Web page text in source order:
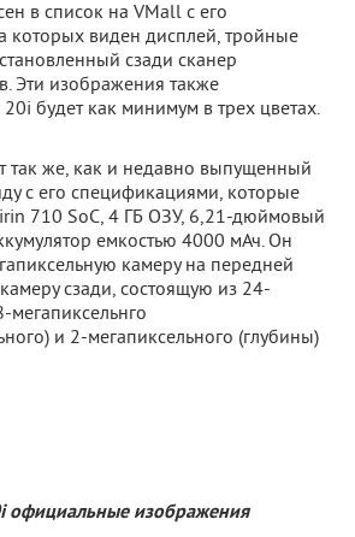
в список на VMall с его
которых виден дисплей, тройные
сзади сканер
Эти изображения также
будет как минимум в трех цветах.
так же, как и недавно выпущенный
с его спецификациями, которые
710 SoC, 4 ГБ ОЗУ, 6,21-дюймовый
емкостью 4000 мАч. Он
камеру на передней
сзади, состоящую из 24-
мегапиксельнго
и 2-мегапиксельного (глубины)
официальные изображения